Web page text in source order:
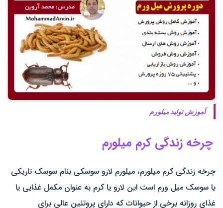
آموزش تولید میلورم
چرخه زندگی کرم میلورم
چرخه زندگی کرم میلورم، میلورم لارو سوسکی بنام سوسک تاریکی
یا سوسک میل ورم است این لارو یا کرم به عنوان مکمل غذایی یا
غذای روزانه برخی از حیوانات که دارای پروتئین عالی برای